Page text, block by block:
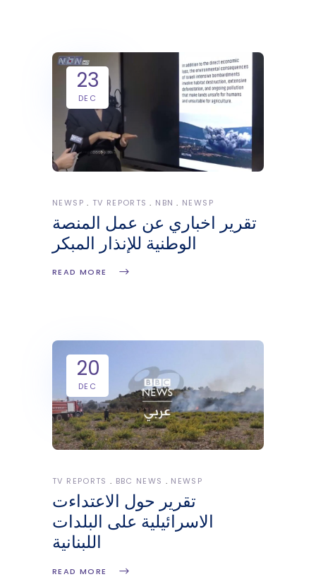
23
DEC
NEWSP TV REPORTS NBN NEWSP
تقرير اخباري عن عمل المنصة
الوطنية للإنذار المبكر
READ MORE
20
DEC
TV REPORTS BBC NEWS NEWSP
تقرير حول الاعتداءت
الاسرائيلية على البلدات
اللبنانية
READ MORE